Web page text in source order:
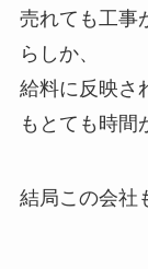
売れても工事
らしか、
給料に反映さ
もとても時間
結局この会社